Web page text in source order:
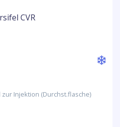
Injektion (Durchst.flasche)